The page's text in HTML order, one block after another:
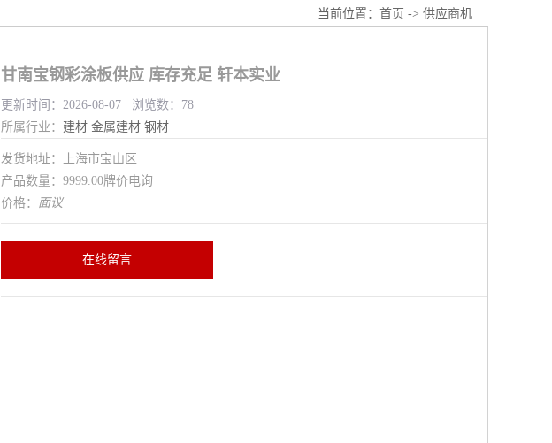
当前位置： 首页 -> 供应商机
甘南宝钢彩涂板供应 库存充足 轩本实业
更新时间：2026-08-07 浏览数：78
所属行业： 建材 金属建材 钢材
发货地址：上海市宝山区
产品数量：9999.00牌价电询
价格： 面议
在线留言